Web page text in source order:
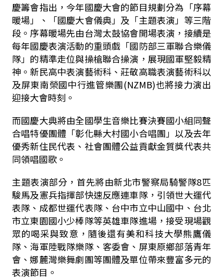
慶籌會指出，今年國慶大會的節目規劃分為「序幕
暖場」、「國慶大會儀典」及「主題表演」等三階
段。序幕暖場先由台灣太鼓協會開場表演，接續是
每年國慶表演活動的重頭戲「國防部三軍聯合樂儀
隊」的精準走位與操槍聯合操演，展現國軍堅毅精
神。新民高中表演藝術科、莊敬高職表演藝術科以
及屏東南榮國中行進管樂團(NZMB)也將接力演出
迎接大會時刻。
而國慶大典將由全國學生音樂比賽決賽國小組同聲
合唱特優團體「彰化縣大村國小合唱團」以及去年
優秀新住民代表、社會團體公益貢獻金質獎代表共
同領唱國歌。
主題表演部分，首先將由新北市警察局騎警隊8匹
駿馬及憲兵指揮部快速反應連車隊，引領世大運代
表隊、成都世運代表隊、台中市立中山國中、台北
市立東園國小少棒隊等英雄車隊進場，接受現場觀
眾的喝采與致意，隨後還有美和科技大學熊鷹儀
隊、海軍陸戰隊樂隊、客委會、屏東原鄉部落青年
會、娜麓灣樂舞劇團等團體及單位帶來豐富多元的
表演節目。